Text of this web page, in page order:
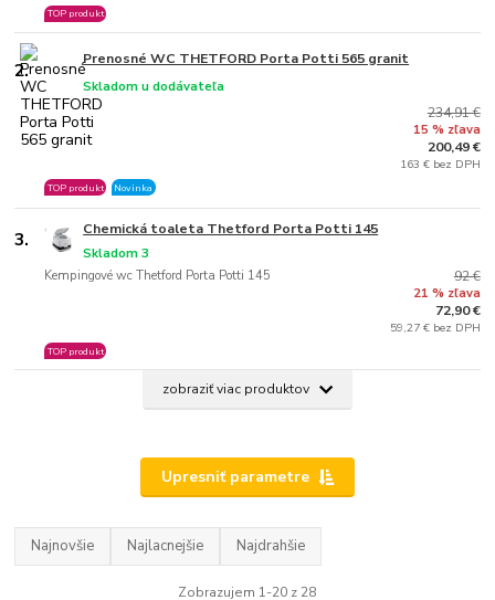
TOP produkt
2. Prenosné WC THETFORD Porta Potti 565 granit
Skladom u dodávateľa
TOP produkt Novinka
234,91 €
15 % zľava
200,49 €
163 € bez DPH
3. Chemická toaleta Thetford Porta Potti 145
Kempingové wc Thetford Porta Potti 145
Skladom 3
TOP produkt
92 €
21 % zľava
72,90 €
59,27 € bez DPH
zobraziť viac produktov
Upresniť parametre
Najnovšie Najlacnejšie Najdrahšie
Zobrazujem 1-20 z 28